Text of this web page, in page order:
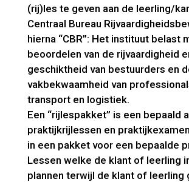
(rij)les te geven aan de leerling/
Centraal Bureau
hierna “CBR”: Het instituut belast
beoordelen van de rijvaardigheid
geschiktheid van bestuurders en
vakbekwaamheid van
transport en logistiek.
Een “rijlespakket” is een bepaald
praktijkrijlessen en
in een pakket voor een bepaalde
Lessen welke de klant of leerling
plannen terwijl de klant of leerling